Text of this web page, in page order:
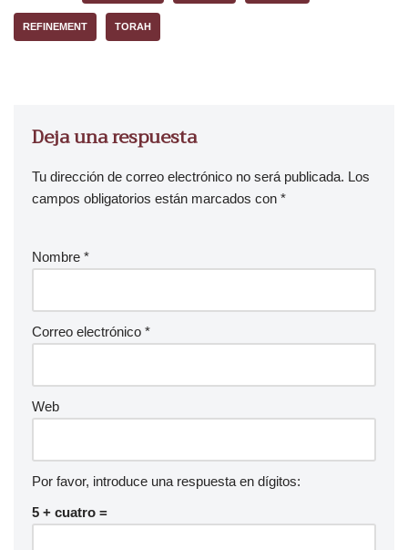
REFINEMENT TORAH
Deja una respuesta
Tu dirección de correo electrónico no será publicada. Los
campos obligatorios están marcados con *
Nombre *
Correo electrónico *
Web
Por favor, introduce una respuesta en dígitos:
5 + cuatro =